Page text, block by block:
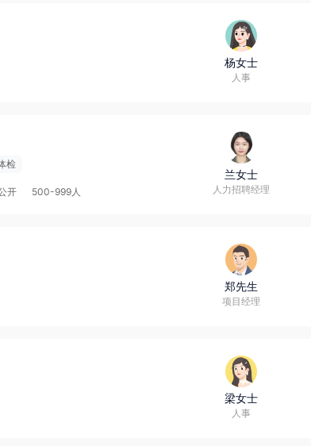
杨女士
人事
检
开 500-999人
兰女士
人力招聘经理
郑先生
项目经理
梁女士
人事